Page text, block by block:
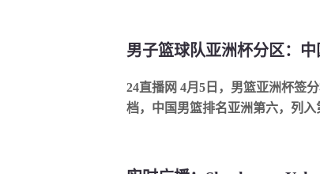
24直播网 4月5日，男篮亚洲杯签
档，中国男篮排名亚洲第六，列